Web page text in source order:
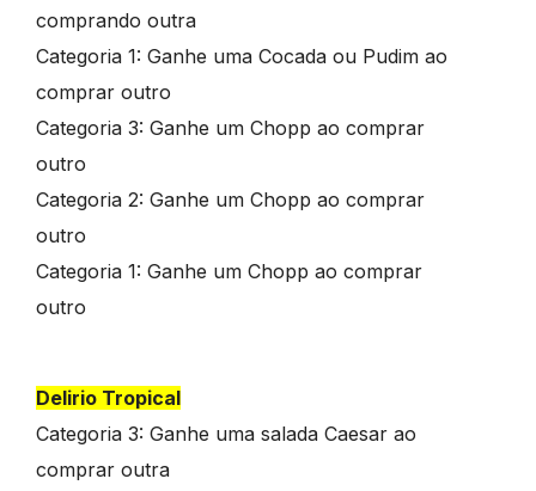
comprando outra
Categoria 1: Ganhe uma Cocada ou Pudim ao
comprar outro
Categoria 3: Ganhe um Chopp ao comprar
outro
Categoria 2: Ganhe um Chopp ao comprar
outro
Categoria 1: Ganhe um Chopp ao comprar
outro
Delirio Tropical
Categoria 3: Ganhe uma salada Caesar ao
comprar outra